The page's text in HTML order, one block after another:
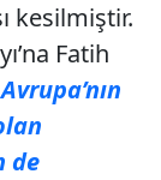
kesilmiştir.
Fatih
Avrupa’nın
de